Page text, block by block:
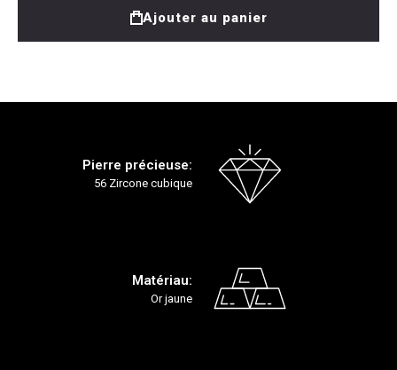
Ajouter au panier
Pierre précieuse:
56 Zircone cubique
Matériau:
Or jaune